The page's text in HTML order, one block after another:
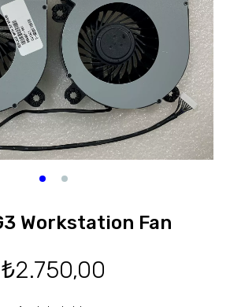
Workstation Fan
₺2.750,00